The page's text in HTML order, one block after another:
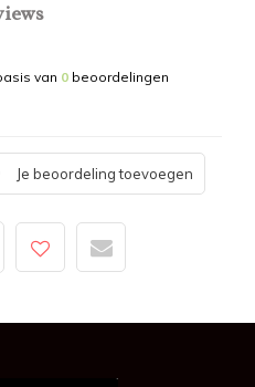
van 0 beoordelingen
Je beoordeling toevoegen